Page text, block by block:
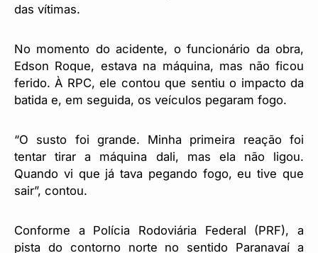
das vítimas.
No momento do acidente, o funcionário da obra,
Edson Roque, estava na máquina, mas não ficou
ferido. À RPC, ele contou que sentiu o impacto da
batida e, em seguida, os veículos pegaram fogo.
“O susto foi grande. Minha primeira reação foi
tentar tirar a máquina dali, mas ela não ligou.
Quando vi que já tava pegando fogo, eu tive que
sair”, contou.
Conforme a Polícia Rodoviária Federal (PRF), a
pista do contorno norte no sentido Paranavaí a